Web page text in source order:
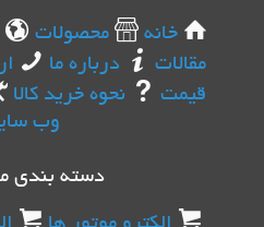
خانه
محصولات
مقالات
درباره ما
قیمت
نحوه خرید کالا
وب
دسته بندی